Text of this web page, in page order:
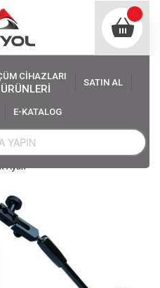
CİHAZLARI
ÜRÜNLERİ
SATIN AL
E-KATALOG
Ayak